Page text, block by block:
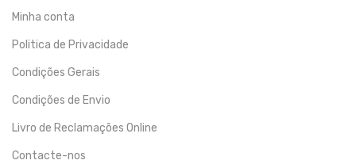
Minha conta
Politica de Privacidade
Condições Gerais
Condições de Envio
Livro de Reclamações Online
Contacte-nos